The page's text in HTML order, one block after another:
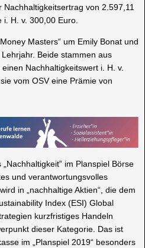
von 2.597,11
H. v. 300,00 Euro.
Masters“ um Emily Bonat und
Beide stammen aus
Nachhaltigkeitswert i. H. v.
vom OSV eine Prämie von
im Planspiel Börse
und verantwortungsvolles
in „nachhaltige Aktien“, die dem
Index (ESI) Global
kurzfristiges Handeln
dieser Kategorie. Das ist
im „Planspiel 2019“ besonders